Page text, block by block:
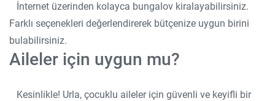
İnternet üzerinden kolayca bungalov kiralayabilirsiniz.
Farklı seçenekleri değerlendirerek bütçenize uygun birini
bulabilirsiniz.
Aileler için uygun mu?
Kesinlikle! Urla, çocuklu aileler için güvenli ve keyifli bir